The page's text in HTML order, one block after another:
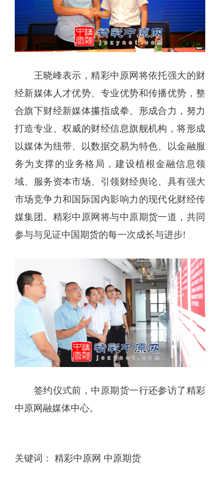
王晓峰表示，精彩中原网将依托强大的财
经新媒体人才优势、专业优势和传播优势，整
合旗下财经新媒体攥指成拳、形成合力，努力
打造专业、权威的财经信息旗舰机构，将形成
以媒体为纽带、以数据交易为特色、以金融服
务为支撑的业务格局，建设植根金融信息领
域、服务资本市场、引领财经舆论、具有强大
市场竞争力和国际国内影响力的现代化财经传
媒集团。精彩中原网将与中原期货一道，共同
参与与见证中国期货的每一次成长与进步!
签约仪式前，中原期货一行还参访了精彩
中原网融媒体中心。
关键词： 精彩中原网 中原期货